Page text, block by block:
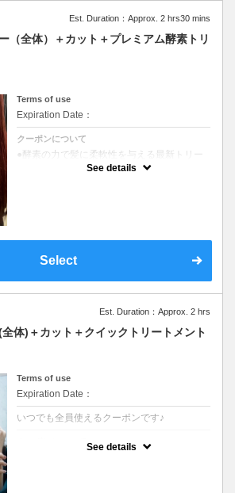
Est. Duration：Approx. 2 hrs30 mins
（全体）＋カット＋プレミアム酵素トリ
Terms of use
Expiration Date：
クーポンについて
●酵素の力で髪に柔軟性を与える最新トリー
トメント●ＳＢ込●長さ料金あり《こちらのク
See details
Select
Est. Duration：Approx. 2 hrs
全体)＋カット＋クイックトリートメント
Terms of use
Expiration Date：
いつでも全員使えるクーポンです♪
See details